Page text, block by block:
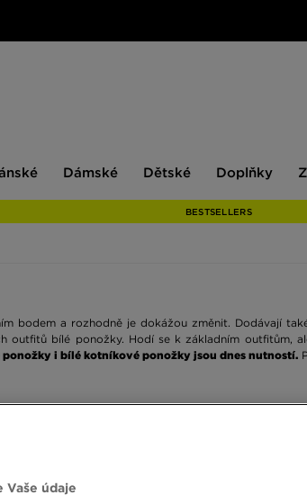
Dámské Dětské Doplňky
BESTSELLERS
bodem a rozhodně je dokážou změnit. Dodávají
outfitů bílé ponožky. Hodí se k základním
ponožky i bílé kotníkové ponožky jsou dnes nutností.
Lotus, nosí bílé ponožky ke elegantním botám
mokasínám a dokonce i k sandálům na podpatku.”
ponožky mohou vyvolávat kontroverze, ale jedno
oblečení, jsou „in“ v preppy looku. Ačkoli
Vaše údaje